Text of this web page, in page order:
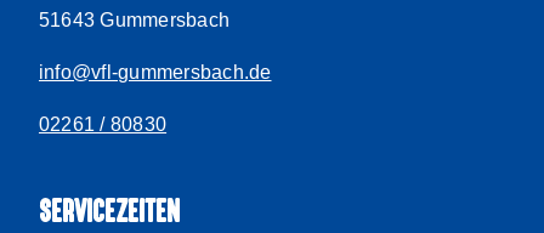
51643 Gummersbach
info@vfl-gummersbach.de
02261 / 80830
SERVICEZEITEN